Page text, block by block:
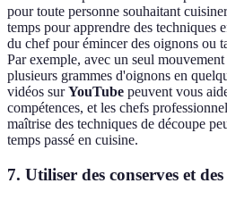
pour toute personne souhaitant
temps pour apprendre des techniques
du chef pour émincer des oignons ou
Par exemple, avec un seul
plusieurs grammes d'oignons en
vidéos surYouTube peuvent vous
compétences, et les chefs
maîtrise des techniques de découpe
temps passé en cuisine.
7. Utiliser des conserves et